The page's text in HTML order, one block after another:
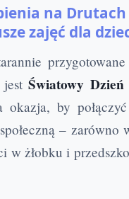
na
zajęć dla
przygotowane
jestŚwiatowy
okazja, by
–
w żłobku i